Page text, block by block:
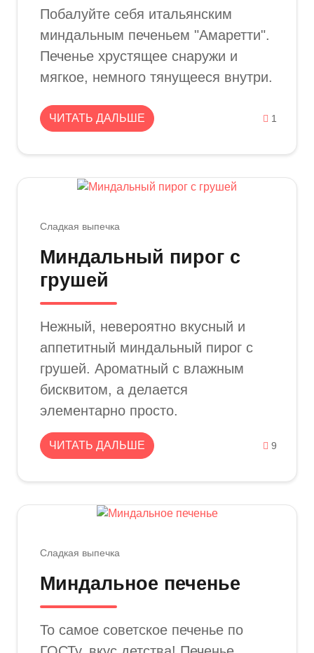
Побалуйте себя итальянским
миндальным печеньем "Амаретти".
Печенье хрустящее снаружи и
мягкое, немного тянущееся внутри.
ЧИТАТЬ ДАЛЬШЕ 1
Сладкая выпечка
Миндальный пирог с
грушей
Нежный, невероятно вкусный и
аппетитный миндальный пирог с
грушей. Ароматный с влажным
бисквитом, а делается
элементарно просто.
ЧИТАТЬ ДАЛЬШЕ 9
Сладкая выпечка
Миндальное печенье
То самое советское печенье по